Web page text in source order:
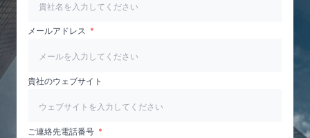
メールアドレス
貴社のウェブサイト
ご連絡先電話番号